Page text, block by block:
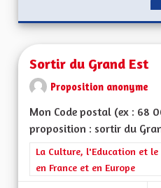
Sortir du Grand Est
Proposition anonyme
Mon Code postal (ex : 68
proposition : sortir du
Filtrer les résultats de la
La Culture, l'Education et
en France et en Europe